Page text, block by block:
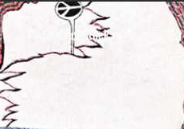
Psicodélico Rock